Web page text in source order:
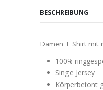
BESCHREIBUNG
Damen T-Shirt mit
100%
Single Jersey
Körperbetont